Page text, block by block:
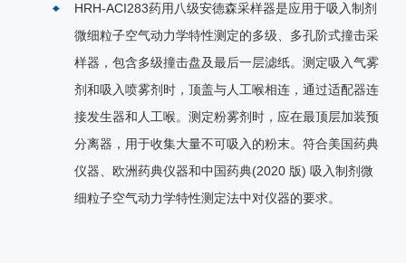
HRH-ACI283药用八级安德森采样器是应用于吸入制剂
微细粒子空气动力学特性测定的多级、多孔阶式撞击采
样器，包含多级撞击盘及最后一层滤纸。测定吸入气雾
剂和吸入喷雾剂时，顶盖与人工喉相连，通过适配器连
接发生器和人工喉。测定粉雾剂时，应在最顶层加装预
分离器，用于收集大量不可吸入的粉末。符合美国药典
仪器、欧洲药典仪器和中国药典(2020 版)吸入制剂微
细粒子空气动力学特性测定法中对仪器的要求。